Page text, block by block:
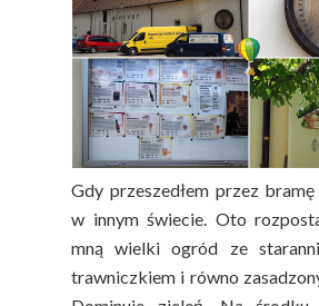
Gdy przeszedłem przez bramę
w innym świecie. Oto
mną wielki ogród ze
trawniczkiem i równo